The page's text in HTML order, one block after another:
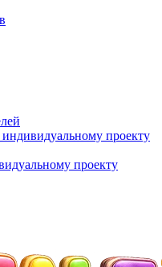
проекту
проекту